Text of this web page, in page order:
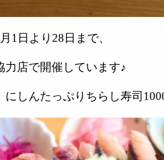
1日より28日まで、
力店で開催しています♪
にしんたっぷりちらし寿司